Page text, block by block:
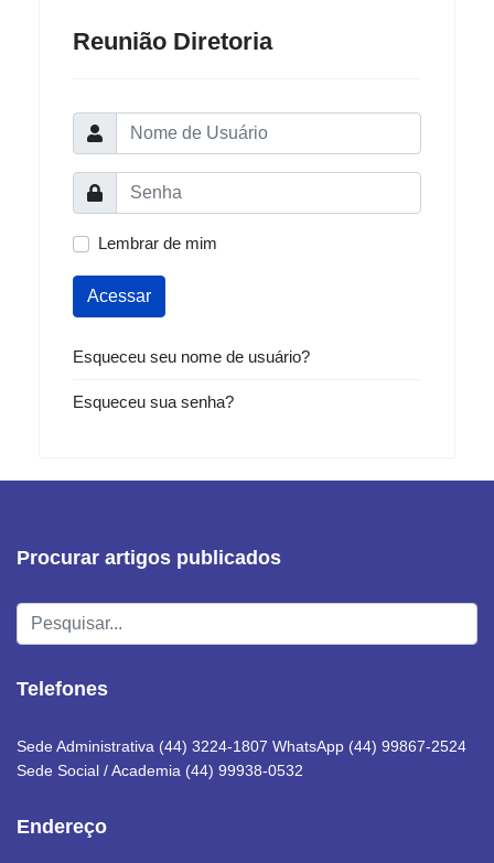
Reunião Diretoria
Lembrar de mim
Acessar
Esqueceu seu nome de usuário?
Esqueceu sua senha?
Procurar artigos publicados
Pesquisar...
Telefones
Sede Administrativa (44) 3224-1807 WhatsApp (44) 99867-2524
Sede Social / Academia (44) 99938-0532
Endereço